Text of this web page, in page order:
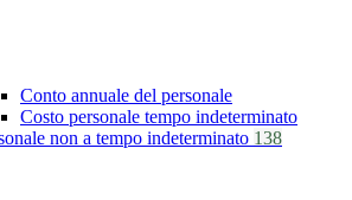
Conto annuale del personale
Costo personale tempo indeterminato
non a tempo indeterminato 138